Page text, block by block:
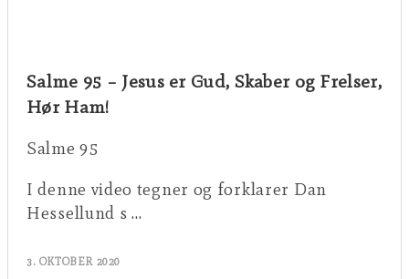
Salme 95 – Jesus er Gud, Skaber og Frelser,
Hør Ham!
Salme 95
I denne video tegner og forklarer Dan
Hessellund s …
3. OKTOBER 2020